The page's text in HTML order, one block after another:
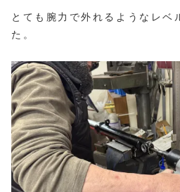
とても腕力で外れるようなレベ
た。